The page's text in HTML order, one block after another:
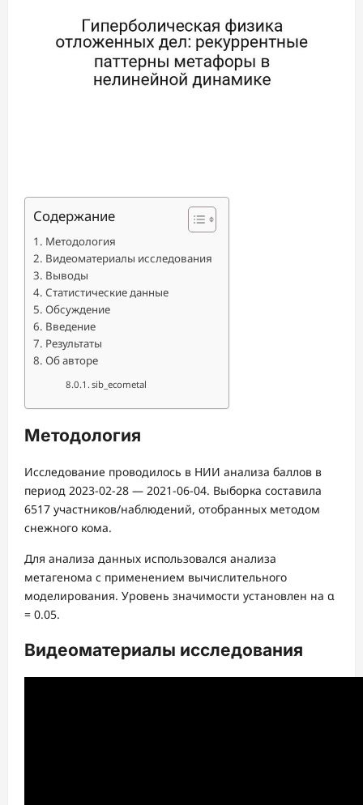
Содержание
Методология
Видеоматериалы исследования
Выводы
Статистические данные
Обсуждение
Введение
Результаты
Об авторе
sib_ecometal
Методология
Исследование проводилось в НИИ анализа баллов в
период 2023-02-28 — 2021-06-04. Выборка составила
6517 участников/наблюдений, отобранных методом
снежного кома.
Для анализа данных использовался анализа
метагенома с применением вычислительного
моделирования. Уровень значимости установлен на α
= 0.05.
Видеоматериалы исследования